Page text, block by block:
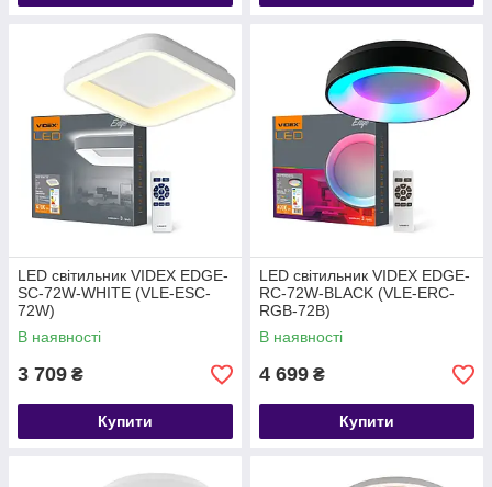
LED світильник VIDEX EDGE-
SC-72W-WHITE (VLE-ESC-
72W)
В наявності
3 709 ₴
Купити
LED світильник VIDEX EDGE-
RC-72W-BLACK (VLE-ERC-
RGB-72B)
В наявності
4 699 ₴
Купити